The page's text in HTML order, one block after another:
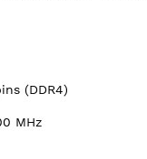
(DDR4)
MHz